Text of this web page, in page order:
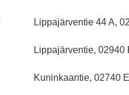
Lippajärventie 44 A,
Lippajärventie, 02940
Kuninkaantie, 02740